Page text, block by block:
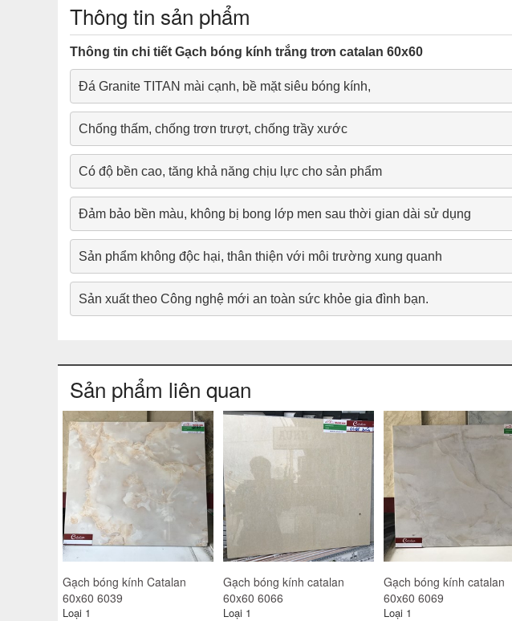
Thông tin sản phẩm
Thông tin chi tiết Gạch bóng kính trắng trơn catalan 60x60
Đá Granite TITAN mài cạnh, bề mặt siêu bóng kính,
Chống thấm, chống trơn trượt, chống trầy xước
Có độ bền cao, tăng khả năng chịu lực cho sản phẩm
Đảm bảo bền màu, không bị bong lớp men sau thời gian dài sử dụng
Sản phẩm không độc hại, thân thiện với môi trường xung quanh
Sản xuất theo Công nghệ mới an toàn sức khỏe gia đình bạn.
Sản phẩm liên quan
Gạch catalan 60x60 6116
Loại 1
Gạch catalan 60x60 6118
Loại 1
Gạch catalan 60x60 6119
Loại 1